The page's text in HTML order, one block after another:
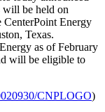
will be held on
CenterPoint Energy
Texas.
as ofFebruary
will be eligible to
CNPLOGO)